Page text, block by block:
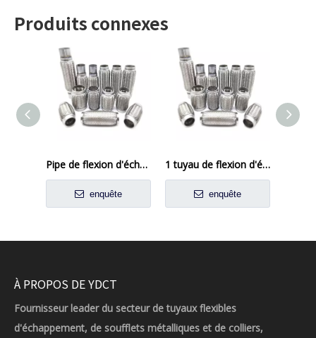
Produits connexes
Pipe de flexion d'échappement en acier inoxydable de 4 pouces pour applications industrielles et automobiles
enquête
1 tuyau de flexion d'échappement en acier inoxydable de 3/8 pouces pour les systèmes automobiles et industriels
enquête
À PROPOS DE YDCT
Fournisseur leader du secteur de tuyaux flexibles
d'échappement, de soufflets métalliques et de colliers,